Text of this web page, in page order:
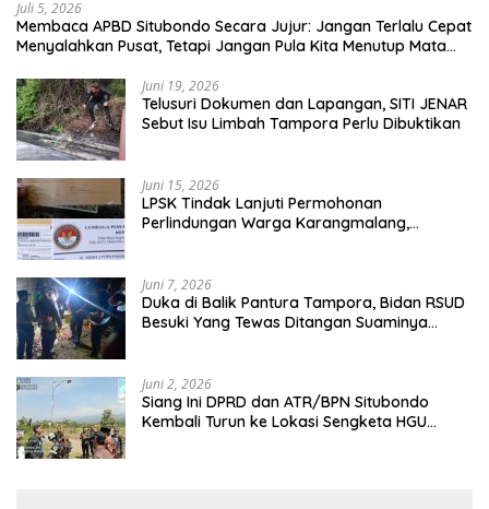
Juli 5, 2026
Membaca APBD Situbondo Secara Jujur: Jangan Terlalu Cepat
Menyalahkan Pusat, Tetapi Jangan Pula Kita Menutup Mata
Juni 19, 2026
Telusuri Dokumen dan Lapangan, SITI JENAR
Sebut Isu Limbah Tampora Perlu Dibuktikan
Juni 15, 2026
LPSK Tindak Lanjuti Permohonan
Perlindungan Warga Karangmalang,
Juni 7, 2026
Duka di Balik Pantura Tampora, Bidan RSUD
Besuki Yang Tewas Ditangan Suaminya
Juni 2, 2026
Siang Ini DPRD dan ATR/BPN Situbondo
Kembali Turun ke Lokasi Sengketa HGU